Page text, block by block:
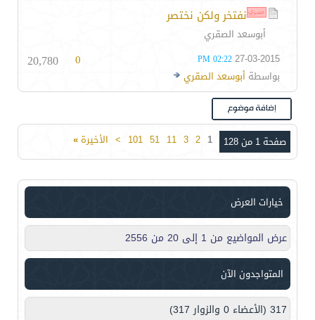
نفتخر ولكن نختصر
أبوسعد الصقري
27-03-2015
02:22 PM
بواسطة أبوسعد الصقري
0
20,780
صفحة 1 من 128 1
2
3
11
51
101
> الأخيرة»
خيارات العرض
عرض المواضيع من 1 إلى 20 من 2556
المتواجدون الآن
317 (الأعضاء 0 والزوار 317)